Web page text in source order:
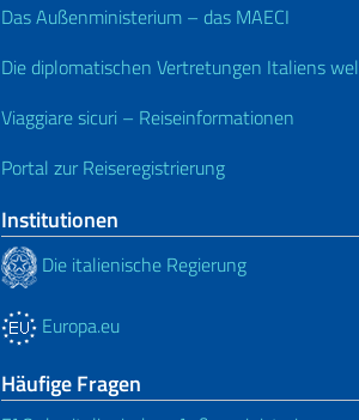
Das Außenministerium – das MAECI
Die diplomatischen Vertretungen Italiens
Viaggiare sicuri – Reiseinformationen
Portal zur Reiseregistrierung
Institutionen
Die italienische Regierung
Europa.eu
Häufige Fragen